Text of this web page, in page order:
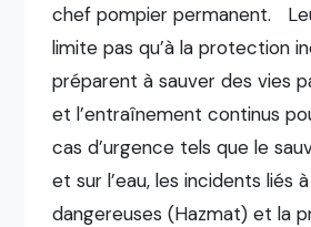
chef pompier permanent.
limite pas qu’à la protection
préparent à sauver des vies
et l’entraînement continus
cas d’urgence tels que le
et sur l’eau, les incidents liés
dangereuses (Hazmat) et la